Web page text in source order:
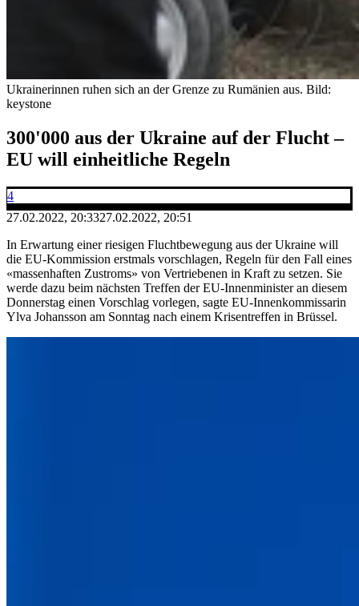
Ukrainerinnen ruhen sich an der Grenze zu Rumänien aus. Bild:
keystone
300'000 aus der Ukraine auf der Flucht –
EU will einheitliche Regeln
4
27.02.2022, 20:3327.02.2022, 20:51
In Erwartung einer riesigen Fluchtbewegung aus der Ukraine will
die EU-Kommission erstmals vorschlagen, Regeln für den Fall eines
«massenhaften Zustroms» von Vertriebenen in Kraft zu setzen. Sie
werde dazu beim nächsten Treffen der EU-Innenminister an diesem
Donnerstag einen Vorschlag vorlegen, sagte EU-Innenkommissarin
Ylva Johansson am Sonntag nach einem Krisentreffen in Brüssel.